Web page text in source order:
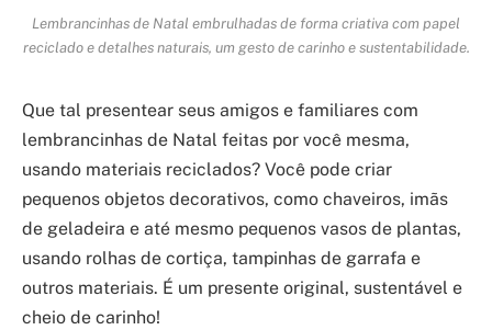
Lembrancinhas de Natal embrulhadas de forma criativa com papel
reciclado e detalhes naturais, um gesto de carinho e sustentabilidade.
Que tal presentear seus amigos e familiares com
lembrancinhas de Natal feitas por você mesma,
usando materiais reciclados? Você pode criar
pequenos objetos decorativos, como chaveiros, imãs
de geladeira e até mesmo pequenos vasos de plantas,
usando rolhas de cortiça, tampinhas de garrafa e
outros materiais. É um presente original, sustentável e
cheio de carinho!